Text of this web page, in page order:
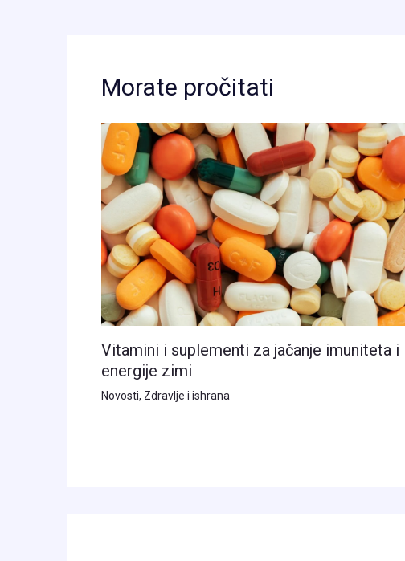
Morate pročitati
Vitamini i suplementi za jačanje imuniteta i
energije zimi
Novosti, Zdravlje i ishrana